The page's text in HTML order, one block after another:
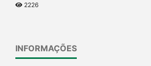
2226
INFORMAÇÕES